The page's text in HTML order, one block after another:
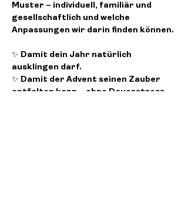
Muster – individuell, familiär und
gesellschaftlich und welche
Anpassungen wir darin finden können.
✨ Damit dein Jahr natürlich
ausklingen darf.
✨ Damit der Advent seinen Zauber
entfalten kann – ohne Dauerstress.